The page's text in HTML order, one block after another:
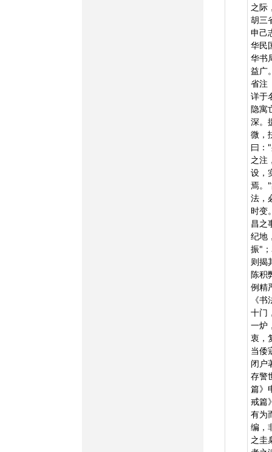
之际
胡三
申己
华民
华书
益广
省注
详于
隐寓
深。
微，
曰：
之注
设，
焉。
法，
时变
昌之
纪地
振"
则揭
陈积
例精
《
十门
一炉
衷，
当倭
闭户
存警
篇》
戒篇
有为
编，
之圭